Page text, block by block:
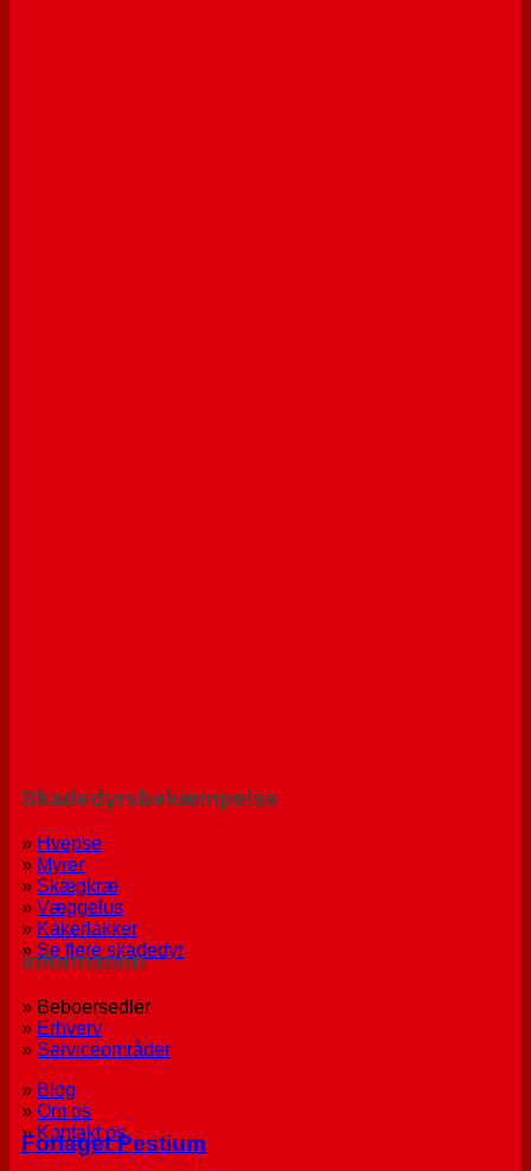
Skadedyrsbekæmpelse
» Hvepse
» Myrer
» Skægkræ
» Væggelus
» Kakerlakker
» Se flere skadedyr
Information
» Beboersedler
» Erhverv
» Serviceområder
» Blog
» Om os
» Kontakt os
Forlaget Pestium